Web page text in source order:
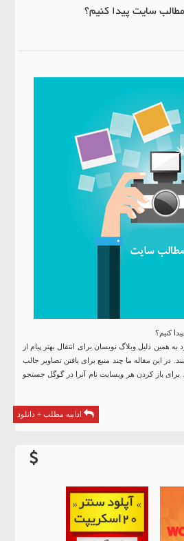
سایت پیدا کنیم؟
کنیم؟
همین دلیل وبلاگ نویسان برای انتقال بهتر پیام از
در این مقاله ما چند منبع برای یافتن تصاویر جالب
برای باز کردن هر وبسایت نام آنرا درگوگل جستجو
ادامه مطلب + دانلود